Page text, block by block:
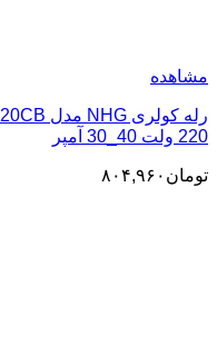
مشاهده
220 ولت 40_30 آمپر
تومان ۸۰۴,۹۶۰